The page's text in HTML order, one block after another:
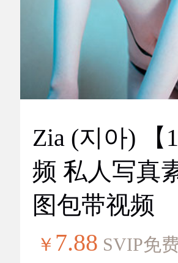
Zia (지아) 【103套】151视
频 私人写真
图包带视频
￥ 7.88 SVIP免